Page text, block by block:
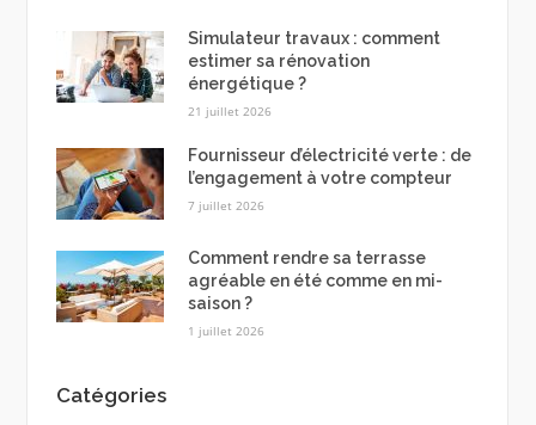
Simulateur travaux : comment
estimer sa rénovation
énergétique ?
21 juillet 2026
Fournisseur d’électricité verte : de
l’engagement à votre compteur
7 juillet 2026
Comment rendre sa terrasse
agréable en été comme en mi-
saison ?
1 juillet 2026
Catégories